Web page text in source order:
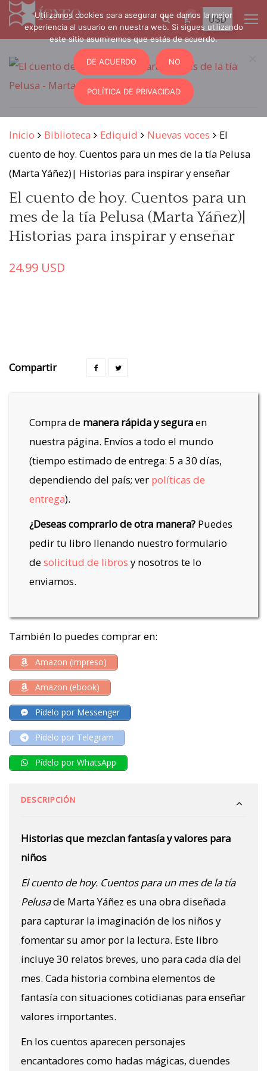
0
Inicio Biblioteca Ediquid Nuevas voces
El
cuento de hoy. Cuentos para un mes de la tía Pelusa
(Marta Yáñez)| Historias para inspirar y enseñar
El cuento de hoy. Cuentos para un
mes de la tía Pelusa (Marta Yáñez)|
Historias para inspirar y enseñar
24.99 USD
Compartir
Compra de manera rápida y seguraen
nuestra página. Envíos a todo el mundo
(tiempo estimado de entrega: 5 a 30 días,
dependiendo del país; ver políticas de
entrega).
¿Deseas comprarlo de otra manera?Puedes
pedir tu libro llenando nuestro formulario
desolicitud de libros y nosotros te lo
enviamos.
También lo puedes comprar en:
Amazon (impreso)
Amazon (ebook)
Pídelo por Messenger
Pídelo por Telegram
Pídelo por WhatsApp
DESCRIPCIÓN
Historias que mezclan fantasía y valores para
niños
El cuento de hoy. Cuentos para un mes de la tía
Pelusade Marta Yáñez es una obra diseñada
para capturar la imaginación de los niños y
fomentar su amor por la lectura. Este libro
incluye 30 relatos breves, uno para cada día del
mes. Cada historia combina elementos de
fantasía con situaciones cotidianas para enseñar
valores importantes.
En los cuentos aparecen personajes
encantadores como hadas mágicas, duendes
Utilizamos cookies para asegurar que damos la mejor
experiencia al usuario en nuestra web. Si sigues utilizando
este sitio asumiremos que estás de acuerdo.
DE ACUERDO NO
POLÍTICA DE PRIVACIDAD